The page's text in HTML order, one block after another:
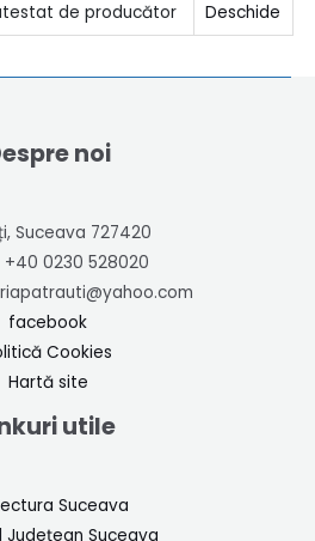
de producător Deschide
noi
Suceava 727420
+40 0230 528020
facebook
Cookies
Hartă site
utile
Suceava
Județean Suceava